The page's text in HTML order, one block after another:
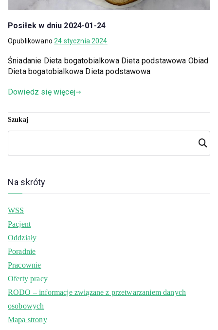
Posiłek w dniu 2024-01-24
Opublikowano24 stycznia 2024
Śniadanie Dieta bogatobialkowa Dieta podstawowa Obiad
Dieta bogatobialkowa Dieta podstawowa
Dowiedz się więcej
Szukaj
Szuka
j
Na skróty
WSS
Pacjent
Oddziały
Poradnie
Pracownie
Oferty pracy
RODO – informacje związane z przetwarzaniem danych
osobowych
Mapa strony